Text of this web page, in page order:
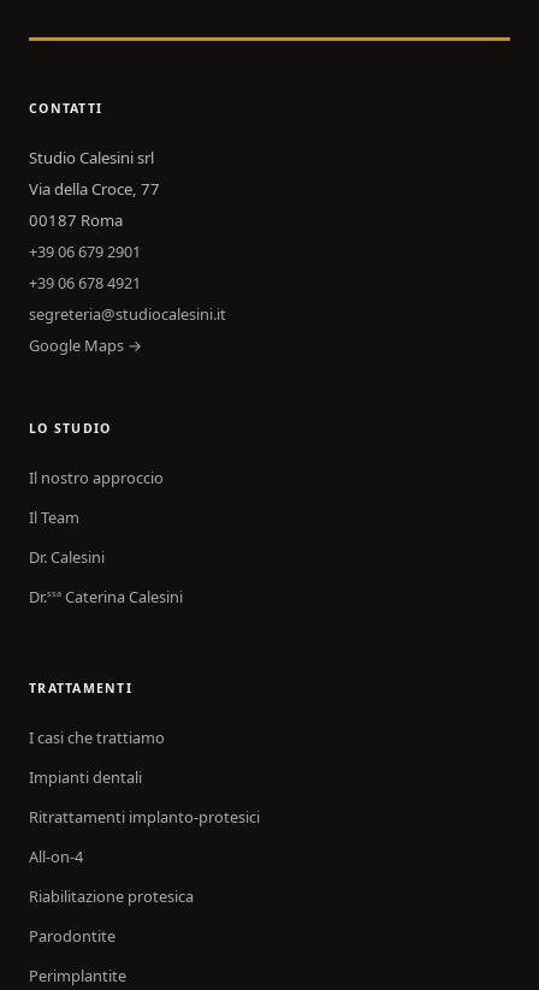
CONTATTI
Studio Calesini srl
Via della Croce, 77
00187 Roma
+39 06 679 2901
+39 06 678 4921
segreteria@studiocalesini.it
Google Maps →
LO STUDIO
Il nostro approccio
Il Team
Dr. Calesini
Dr.ssa Caterina Calesini
TRATTAMENTI
I casi che trattiamo
Impianti dentali
Ritrattamenti implanto-protesici
All-on-4
Riabilitazione protesica
Parodontite
Perimplantite